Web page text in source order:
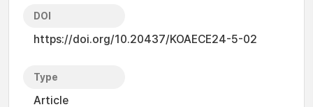
DOI
https://doi.org/10.20437/KOAECE24-5-02
Type
Article